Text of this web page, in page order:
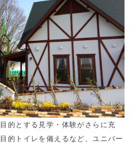
的とする見学・体験がさらに充
的トイレを備えるなど、ユニバー